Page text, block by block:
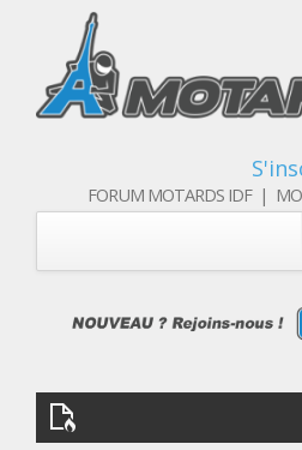
FORUM MOTARDS IDF |
Qui sommes nous